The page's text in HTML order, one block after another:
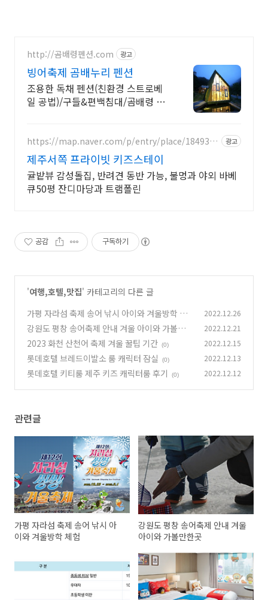
http://곰배령펜션.com 광고
빙어축제 곰배누리 펜션
조용한 독채 펜션(친환경 스트로베
일 공법)/구들&편백침대/곰배령 예
https://map.naver.com/p/entry/place/1849336
광고
제주서쪽 프라이빗 키즈스테이
귤밭뷰 감성돌집, 반려견 동반 가능, 불멍과 야외 바베
큐50평 잔디마당과 트램폴린
공감 구독하기
'여행,호텔,맛집' 카테고리의 다른 글
가평 자라섬 축제 송어 낚시 아이와 겨울방학 체
험
(0)
2022.12.26
강원도 평창 송어축제 안내 겨울 아이와 가볼만한
곳 (0)
2022.12.21
2023 화천 산천어 축제 겨울 꿀팁 기간 (0) 2022.12.15
롯데호텔 브레드이발소 룸 캐릭터 잠실 (0) 2022.12.13
롯데호텔 키티룸 제주 키즈 캐릭터룸 후기 (0) 2022.12.12
관련글
가평 자라섬 축제 송어 낚시 아
이와 겨울방학 체험
강원도 평창 송어축제 안내 겨울
아이와 가볼만한곳